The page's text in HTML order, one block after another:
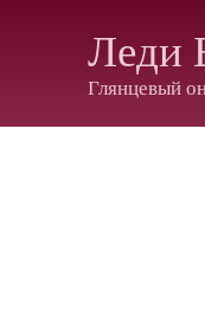
Леди
Глянцевый